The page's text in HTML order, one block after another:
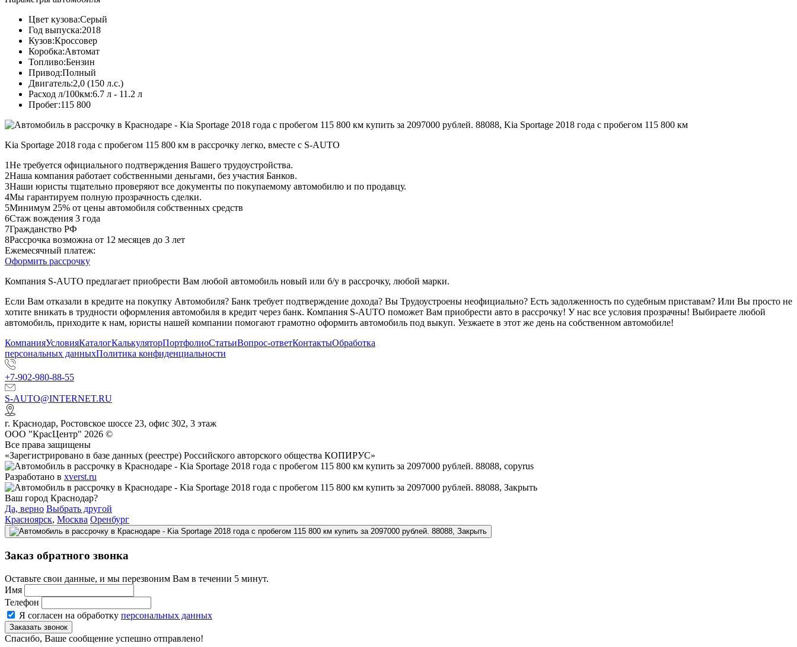
Цвет кузова:Серый
Год выпуска:2018
Кузов:Кроссовер
Коробка:Автомат
Топливо:Бензин
Привод:Полный
Двигатель:2,0 (150 л.с.)
Расход л/100км:6.7 л - 11.2 л
Пробег:115 800
Kia Sportage 2018 года с пробегом 115 800 км в рассрочку легко, вместе с S-AUTO
1Не требуется официального подтверждения Вашего трудоустройства.
2Наша компания работает собственными деньгами, без участия Банков.
3Наши юристы тщательно проверяют все документы по покупаемому автомобилю и по продавцу.
4Мы гарантируем полную прозрачность сделки.
5Минимум 25% от цены автомобиля собственных средств
6Стаж вождения 3 года
7Гражданство РФ
8Рассрочка возможна от 12 месяцев до 3 лет
Ежемесячный платеж:
Оформить рассрочку
Компания S-AUTO предлагает приобрести Вам любой автомобиль новый или б/у в рассрочку, любой марки.
Если Вам отказали в кредите на покупку Автомобиля? Банк требует подтверждение дохода? Вы Трудоустроены неофициально? Есть задолженность по судебным приставам? Или Вы просто не
хотите вникать в трудности оформления автомобиля в кредит через банк. Компания S-AUTO поможет Вам приобрести авто в рассрочку! У нас все условия прозрачны! Выбираете любой
автомобиль, приходите к нам, юристы нашей компании помогают грамотно оформить автомобиль под выкуп. Уезжаете в этот же день на собственном автомобиле!
КомпанияУсловияКаталогКалькуляторПортфолиоСтатьиВопрос-ответКонтактыОбработка
персональных данныхПолитика конфиденциальности
+7-902-980-88-55
S-AUTO@INTERNET.RU
г. Краснодар, Ростовское шоссе 23, офис 302, 3 этаж
ООО "КрасЦентр" 2026 ©
Все права защищены
«Зарегистрировано в базе данных (реестре) Российского авторского общества КОПИРУС»
Разработано в xverst.ru
Ваш город Краснодар?
Да, верно Выбрать другой
Красноярск, Москва Оренбург
Заказ обратного звонка
Оставьте свои данные, и мы перезвоним Вам в течении 5 минут.
Имя
Телефон
Я согласен на обработку персональных данных
Спасибо, Ваше сообщение успешно отправлено!